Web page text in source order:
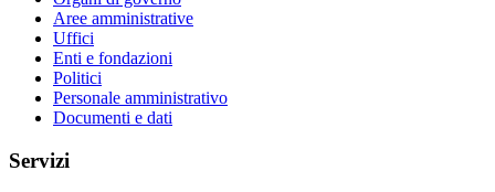
Aree amministrative
Uffici
Enti e fondazioni
Politici
Personale amministrativo
Documenti e dati
Servizi